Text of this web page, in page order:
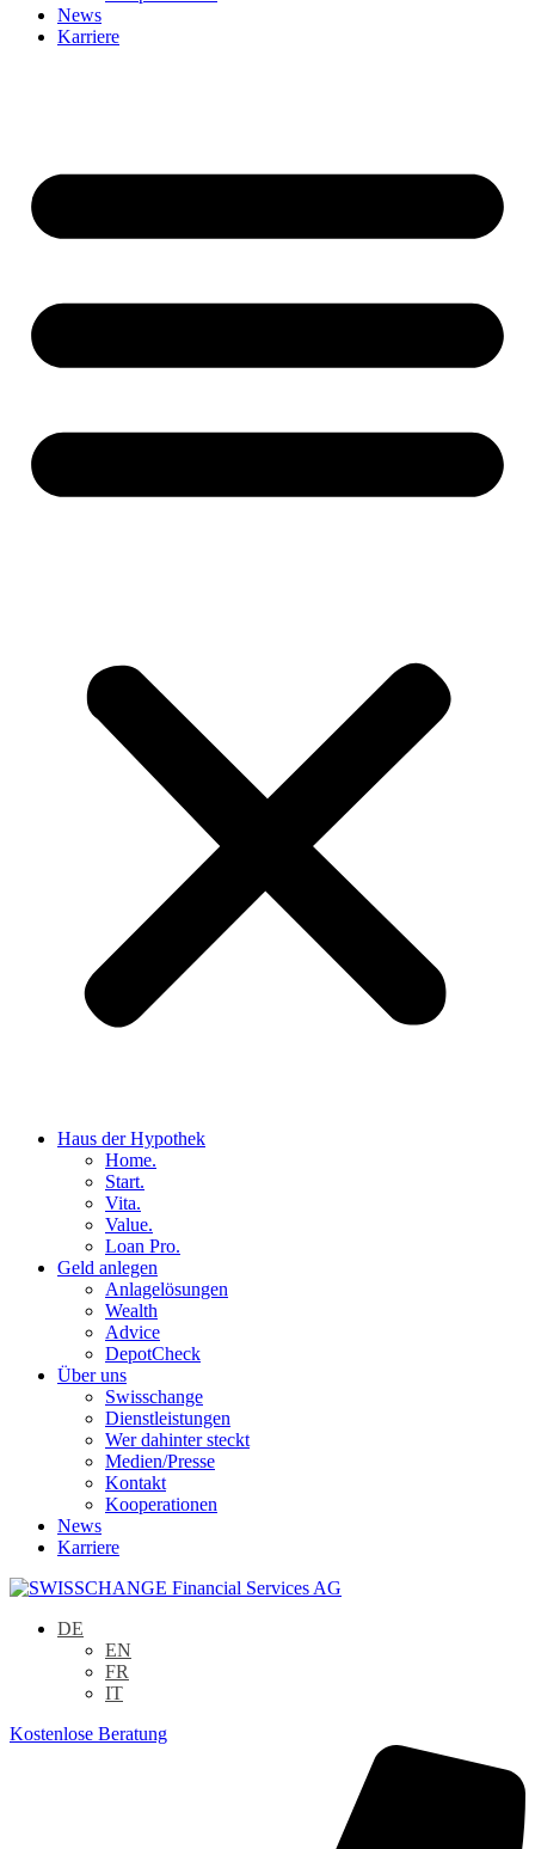
News
Karriere
Haus der Hypothek
Home.
Start.
Vita.
Value.
Loan Pro.
Geld anlegen
Anlagelösungen
Wealth
Advice
DepotCheck
Über uns
Swisschange
Dienstleistungen
Wer dahinter steckt
Medien/Presse
Kontakt
Kooperationen
News
Karriere
DE
EN
FR
IT
Kostenlose Beratung